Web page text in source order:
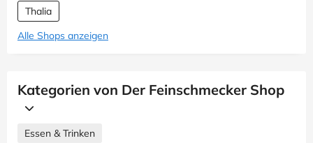
Thalia
Alle Shops anzeigen
Kategorien von Der Feinschmecker Shop
Essen & Trinken